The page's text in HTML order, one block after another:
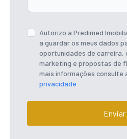
Autorizo a Predimed
a guardar os meus dados
oportunidades de carreira,
marketing e propostas de
mais informações consulte
privacidade
Enviar